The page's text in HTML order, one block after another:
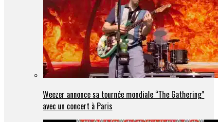
Weezer annonce sa tournée mondiale “The Gathering”
avec un concert à Paris